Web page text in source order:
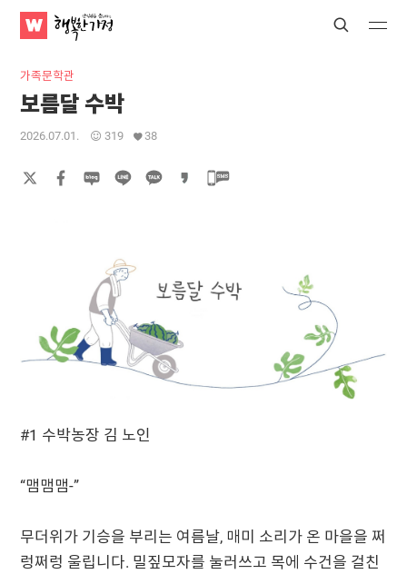
WATV
행
한
가
Search
Submit Submit
가족문학관
보름달 수박
2026.07.01. 319 38
#1 수박농장 김 노인
“맴맴맴-”
무더위가 기승을 부리는 여름날, 매미 소리가 온 마을을 쩌
렁쩌렁 울립니다. 밀짚모자를 눌러쓰고 목에 수건을 걸친